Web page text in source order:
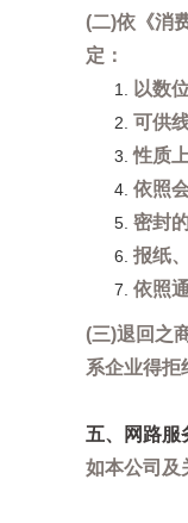
(二)依《消
定：
以数
可供
性质
依照
密封
报纸
依照
(三)退回之
系企业得拒
五、网路服
如本公司及